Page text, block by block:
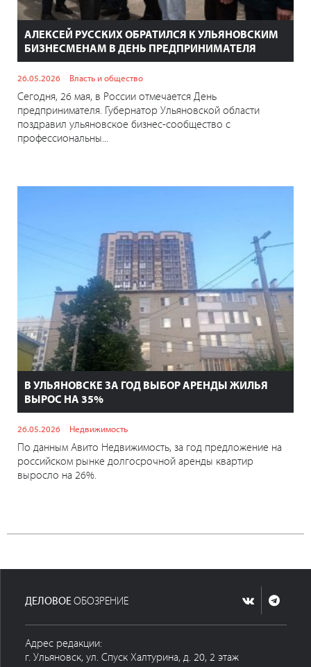
АЛЕКСЕЙ РУССКИХ ОБРАТИЛСЯ К УЛЬЯНОВСКИМ
БИЗНЕСМЕНАМ В ДЕНЬ ПРЕДПРИНИМАТЕЛЯ
26.05.2026 Власть и общество
Сегодня, 26 мая, в России отмечается День
предпринимателя. Губернатор Ульяновской области
поздравил ульяновское бизнес-сообщество с
профессиональны...
В УЛЬЯНОВСКЕ ЗА ГОД ВЫБОР АРЕНДЫ ЖИЛЬЯ
ВЫРОС НА 35%
26.05.2026 Недвижимость
По данным Авито Недвижимость, за год предложение на
российском рынке долгосрочной аренды квартир
выросло на 26%.
ДЕЛОВОЕ ОБОЗРЕНИЕ
Адрес редакции:
г. Ульяновск, ул. Спуск Халтурина, д. 20, 2 этаж